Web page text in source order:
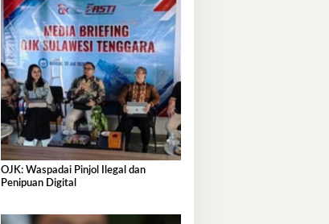
OJK: Waspadai Pinjol Ilegal dan
Penipuan Digital